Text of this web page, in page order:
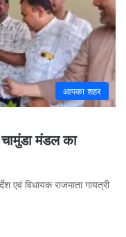
आपका शहर
मंडल का
एवं विधायक राजमाता गायत्री